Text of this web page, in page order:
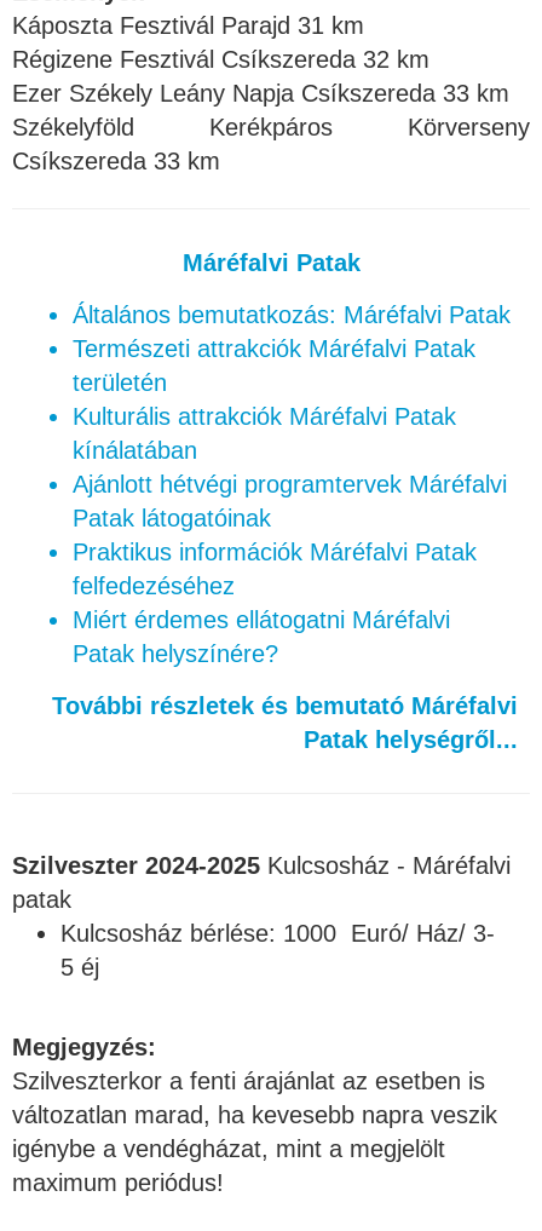
Káposzta Fesztivál Parajd 31 km
Régizene Fesztivál Csíkszereda 32 km
Ezer Székely Leány Napja Csíkszereda 33 km
Székelyföld Kerékpáros Körverseny
Csíkszereda 33 km
Máréfalvi Patak
Általános bemutatkozás: Máréfalvi Patak
Természeti attrakciók Máréfalvi Patak
területén
Kulturális attrakciók Máréfalvi Patak
kínálatában
Ajánlott hétvégi programtervek Máréfalvi
Patak látogatóinak
Praktikus információk Máréfalvi Patak
felfedezéséhez
Miért érdemes ellátogatni Máréfalvi
Patak helyszínére?
További részletek és bemutató Máréfalvi
Patak helységről...
Szilveszter 2024-2025 Kulcsosház - Máréfalvi
patak
Kulcsosház bérlése: 1000 Euró/ Ház/ 3-
5 éj
Megjegyzés:
Szilveszterkor a fenti árajánlat az esetben is
változatlan marad, ha kevesebb napra veszik
igénybe a vendégházat, mint a megjelölt
maximum periódus!